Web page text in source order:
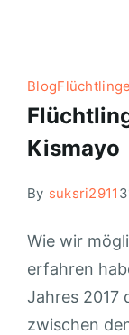
Blog
Kismayo
By suksri2911
Wie wir
erfahren
Jahres 2017
zwischen